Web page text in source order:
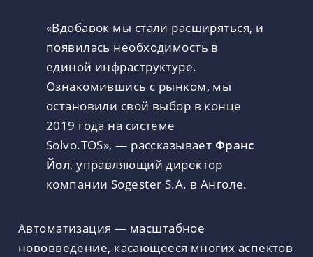
«Вдобавок мы стали расширяться, и
появилась необходимость в
единой инфраструктуре.
Ознакомившись с рынком, мы
остановили свой выбор в конце
2019 года на системе
Solvo.TOS», — рассказывает Франс
Йол, управляющий директор
компании Sogester S.A. в Анголе.
Автоматизация — масштабное
нововведение, касающееся многих аспектов